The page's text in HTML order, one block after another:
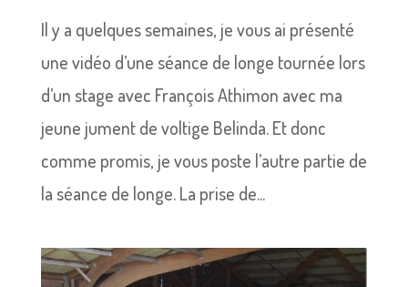
Il y a quelques semaines, je vous ai présenté
une vidéo d’une séance de longe tournée lors
d’un stage avec François Athimon avec ma
jeune jument de voltige Belinda. Et donc
comme promis, je vous poste l’autre partie de
la séance de longe. La prise de...